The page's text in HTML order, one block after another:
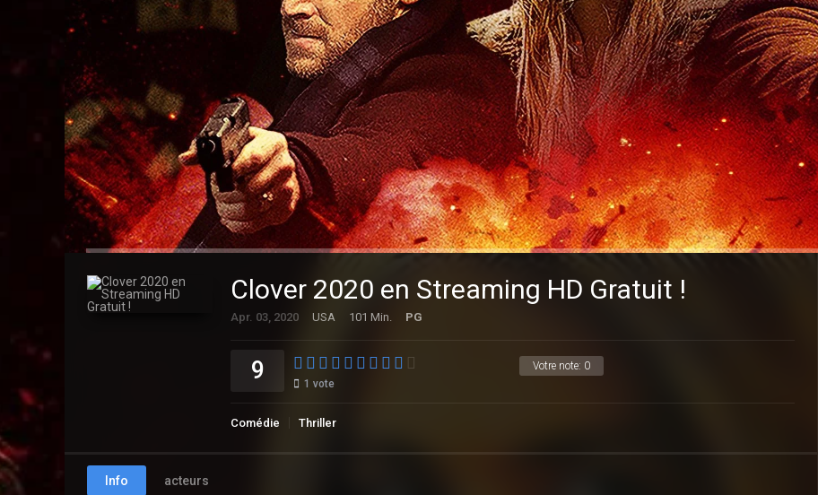
Clover 2020 en Streaming HD Gratuit !
Apr. 03, 2020 USA 101 Min. PG
Votre note: 0
9 1 vote
Comédie Thriller
Info acteurs